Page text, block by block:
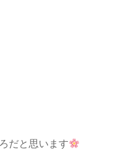
だと思います